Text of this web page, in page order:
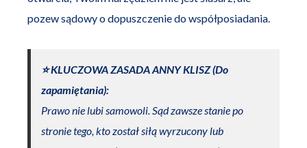
pozew sądowy o dopuszczenie do współposiadania.
⭐️ KLUCZOWA ZASADA ANNY KLISZ (Do
zapamiętania):
Prawo nie lubi samowoli. Sąd zawsze stanie po
stronie tego, kto został siłą wyrzucony lub